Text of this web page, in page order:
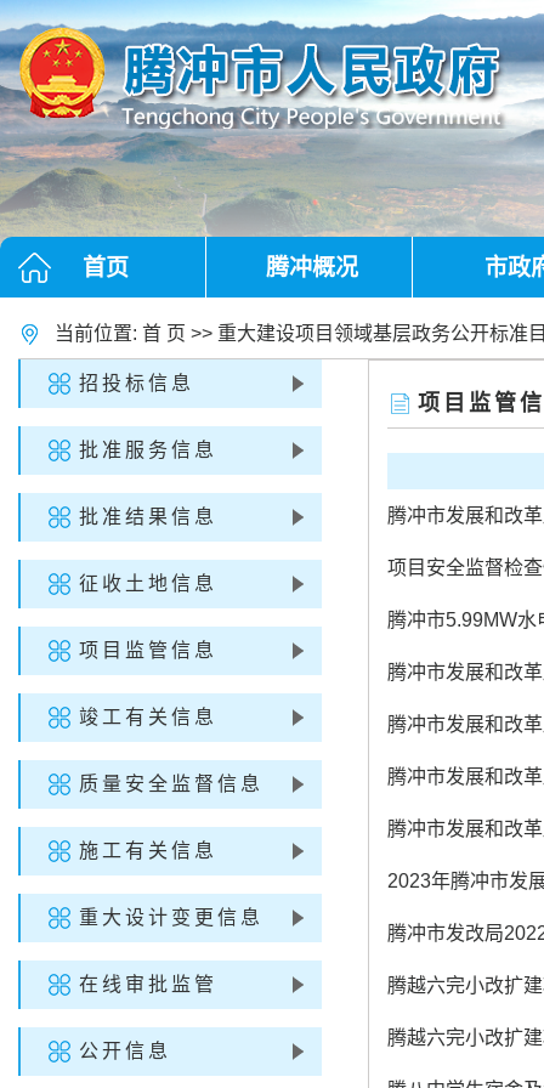
首页 腾冲概况 市政
当前位置: 首 页 >> 重大建设项目领域基层政务公开标准
项目监管
腾冲市发展和改
项目安全监督检
腾冲市5.99MW
腾冲市发展和改
腾冲市发展和改
腾冲市发展和改
腾冲市发展和改
2023年腾冲市发
腾冲市发改局
腾越六完小改扩
腾越六完小改扩
招投标信息
批准服务信息
批准结果信息
征收土地信息
项目监管信息
竣工有关信息
质量安全监督信息
施工有关信息
重大设计变更信息
在线审批监管
公开信息